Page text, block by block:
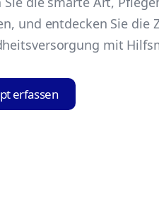
und entdecken Sie die
mit
erfassen